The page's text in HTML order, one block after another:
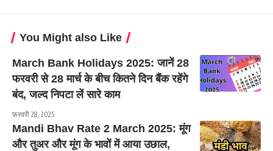
You Might also Like
March Bank Holidays 2025: जानें 28
फरवरी से 28 मार्च के बीच कितने दिन बैंक रहेंगे
बंद, जल्द निपटा लें सारे काम
फ़रवरी 28, 2025
Mandi Bhav Rate 2 March 2025: मूंग
और तुअर और मूंग के भावों में आया उछाल,